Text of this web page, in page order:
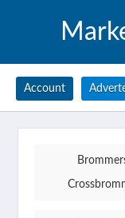
Account